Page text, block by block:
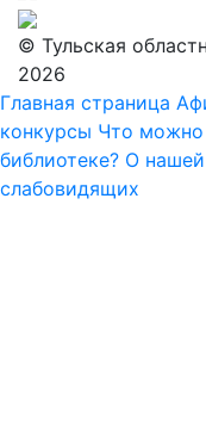
© Тульская
2026
Главная страница
конкурсы Что можно
библиотеке? О нашей
слабовидящих